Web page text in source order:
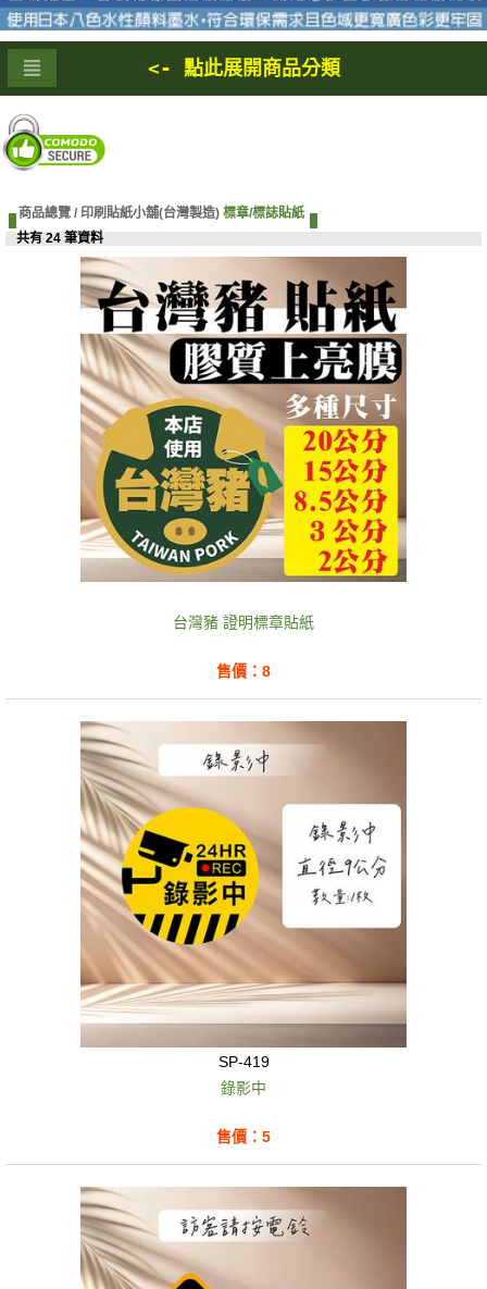
<- 點此展開商品分類
商品總覽 / 印刷貼紙小舖(台灣製造) 標章/標誌貼紙
共有 24 筆資料
台灣豬 證明標章貼紙
售價：8
SP-419
錄影中
售價：5